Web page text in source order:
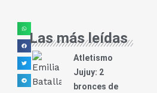
Las más leídas
Atletismo
Jujuy: 2
bronces de